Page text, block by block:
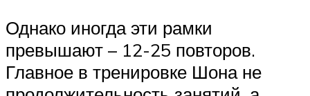
Однако иногда эти рамки
превышают – 12-25 повторов.
Главное в тренировке Шона не